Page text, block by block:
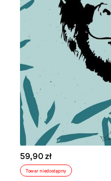
59,90 zł
Towar niedostępny